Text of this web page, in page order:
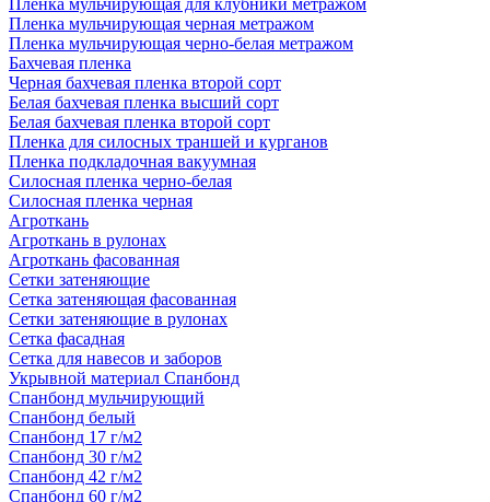
Пленка мульчирующая для клубники метражом
Пленка мульчирующая черная метражом
Пленка мульчирующая черно-белая метражом
Бахчевая пленка
Черная бахчевая пленка второй сорт
Белая бахчевая пленка высший сорт
Белая бахчевая пленка второй сорт
Пленка для силосных траншей и курганов
Пленка подкладочная вакуумная
Силосная пленка черно-белая
Силосная пленка черная
Агроткань
Агроткань в рулонах
Агроткань фасованная
Сетки затеняющие
Сетка затеняющая фасованная
Сетки затеняющие в рулонах
Сетка фасадная
Сетка для навесов и заборов
Укрывной материал Спанбонд
Спанбонд мульчирующий
Спанбонд белый
Спанбонд 17 г/м2
Спанбонд 30 г/м2
Спанбонд 42 г/м2
Спанбонд 60 г/м2